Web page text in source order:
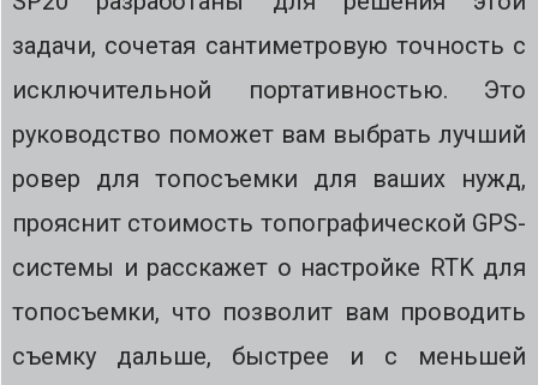
задачи, сочетая сантиметровую точность с
исключительной портативностью. Это
руководство поможет вам выбрать лучший
ровер для топосъемки для ваших нужд,
прояснит стоимость топографической GPS-
системы и расскажет о настройке RTK для
топосъемки, что позволит вам проводить
съемку дальше, быстрее и с меньшей